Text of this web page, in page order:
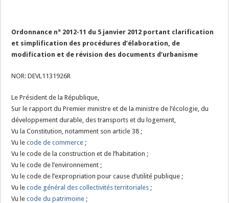
Ordonnance n° 2012-11 du 5 janvier 2012 portant clarification
et simplification des procédures d’élaboration, de
modification et de révision des documents d’urbanisme
NOR: DEVL1131926R
Le Président de la République,
Sur le rapport du Premier ministre et de la ministre de l’écologie, du
développement durable, des transports et du logement,
Vu la Constitution, notamment son article 38 ;
Vu lecode de commerce ;
Vu le code de la construction et de l’habitation ;
Vu le code de l’environnement ;
Vu le code de l’expropriation pour cause d’utilité publique ;
Vu lecode général des collectivités territoriales ;
Vu lecode du patrimoine ;